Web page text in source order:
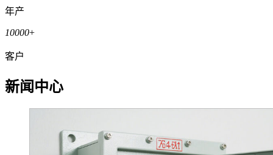
年产
10000+
客户
新闻中心